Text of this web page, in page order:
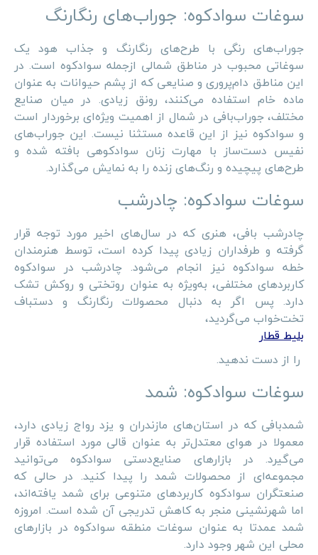
سوغات سوادکوه: جوراب‌های رنگارنگ
جوراب‌های رنگی با طرح‌های رنگارنگ و جذاب هود یک
سوغاتی محبوب در مناطق شمالی ازجمله سوادکوه است. در
این مناطق دام‌پروری و صنایعی که از پشم حیوانات به عنوان
ماده خام استفاده می‌کنند، رونق زیادی. در میان صنایع
مختلف، جوراب‌بافی در شمال از اهمیت ویژه‌ای برخوردار است
و سوادکوه نیز از این قاعده مستثنا نیست. این جوراب‌های
نفیس دست‌ساز با مهارت زنان سوادکوهی بافته شده و
طرح‌های پیچیده و رنگ‌های زنده را به نمایش می‌گذارد.
سوغات سوادکوه: چادرشب
چادرشب بافی، هنری که در سال‌های اخیر مورد توجه قرار
گرفته و طرفداران زیادی پیدا کرده است، توسط هنرمندان
خطه سوادکوه نیز انجام می‌شود. چادرشب در سوادکوه
کاربردهای مختلفی، به‌ویژه به عنوان روتختی و روکش تشک
دارد. پس اگر به دنبال محصولات رنگارنگ و دستباف
تخت‌خواب می‌گردید،
بلیط قطار
را از دست ندهید.
سوغات سوادکوه: شمد
شمدبافی که در استان‌های مازندران و یزد رواج زیادی دارد،
معمولا در هوای معتدل‌تر به عنوان قالی مورد استفاده قرار
می‌گیرد. در بازارهای صنایع‌دستی سوادکوه می‌توانید
مجموعه‌ای از محصولات شمد را پیدا کنید. در حالی که
صنعتگران سوادکوه کاربردهای متنوعی برای شمد یافته‌اند،
اما شهرنشینی منجر به کاهش تدریجی آن شده است. امروزه
شمد عمدتا به عنوان سوغات منطقه سوادکوه در بازارهای
محلی این شهر وجود دارد.